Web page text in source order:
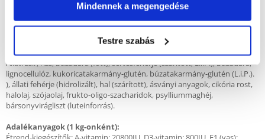
Mindennek a megengedése
Testre szabás
Ellenjavallatok:
Terhesség, szoptatás, növekedési időszak.
Összetétel:
Állati zsír, rizs, búzadara (főtt), sertésfehérje (szárított; L.i.P.), búzadara,
lignocellulóz, kukoricatakarmány-glutén, búzatakarmány-glutén (L.i.P.).
), állati fehérje (hidrolizált), hal (szárított), ásványi anyagok, cikória rost,
halolaj, szójaolaj, frukto-oligo-szacharidok, psylliummaghéj,
bársonyvirágliszt (luteinforrás).
Adalékanyagok (1 kg-onként):